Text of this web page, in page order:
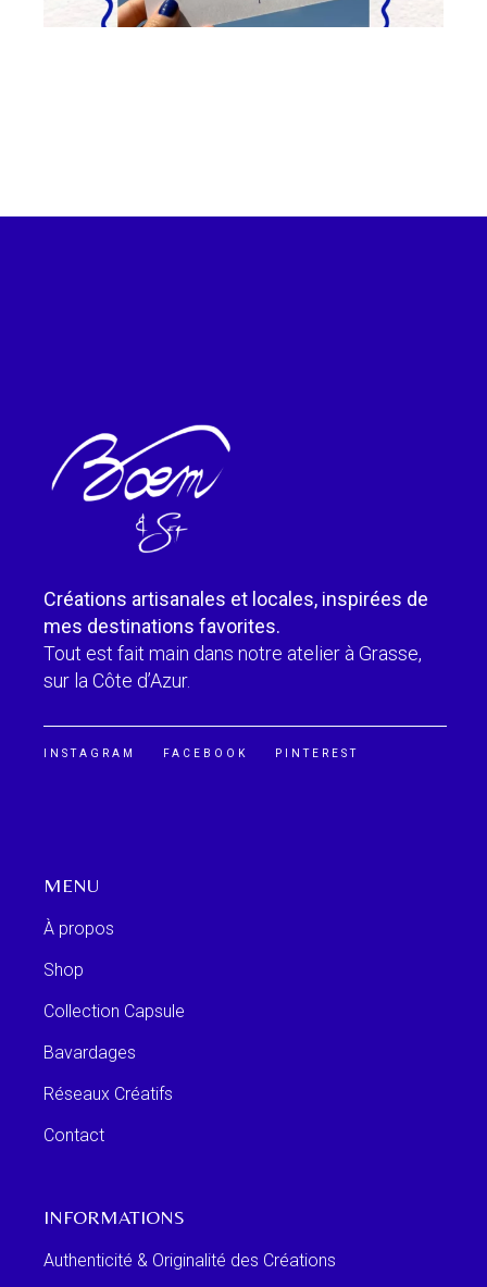
Créations artisanales et locales, inspirées de
mes destinations favorites.
Tout est fait main dans notre atelier à Grasse,
sur la Côte d’Azur.
INSTAGRAM FACEBOOK PINTEREST
MENU
À propos
Shop
Collection Capsule
Bavardages
Réseaux Créatifs
Contact
INFORMATIONS
Authenticité & Originalité des Créations